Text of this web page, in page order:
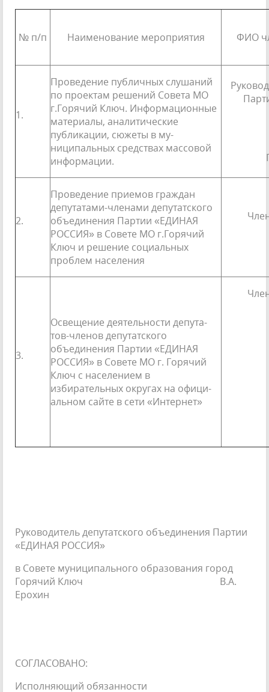
№ п/п Наименование мероприятия ФИО
1.
Проведение публичных слуша­ний
по проектам решений Совета МО
г.Горячий Ключ. Информа­ционные
материалы, аналитиче­ские
публикации, сюжеты в му­
ниципальных средствах массовой
информации.
2.
Проведение приемов граждан
депутатами-членами депутатского
объединения Партии «ЕДИНАЯ
РОССИЯ» в Совете МО г.Горячий
Ключ и решение социальных
проблем населения
3.
Освещение деятельности депута­
тов-членов депутатского
объединения Партии «ЕДИНАЯ
РОССИЯ» в Совете МО г. Горячий
Ключ с населением в
избирательных округах на офици­
альном сайте в сети «Интернет»
Руководитель депутатского объединения Партии
«ЕДИНАЯ РОССИЯ»
в Совете муниципального образования город
Горячий Ключ В.А.
Ерохин
СОГЛАСОВАНО:
Исполняющий обязанности